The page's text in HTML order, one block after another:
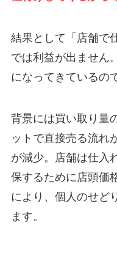
結果として「店舗で
では利益が出ません
になってきているの
背景には買い取り量
ットで直接売る流れ
が減少。店舗は仕入
保するために店頭価
により、個人のせど
ます。